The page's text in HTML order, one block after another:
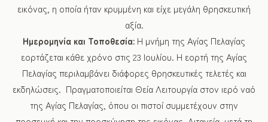
εικόνας, η οποία ήταν κρυμμένη και είχε μεγάλη θρησκευτική
αξία.
Ημερομηνία και Τοποθεσία: Η μνήμη της Αγίας Πελαγίας
εορτάζεται κάθε χρόνο στις 23 Ιουλίου. Η εορτή της Αγίας
Πελαγίας περιλαμβάνει διάφορες θρησκευτικές τελετές και
εκδηλώσεις. Πραγματοποιείται Θεία Λειτουργία στον ιερό ναό
της Αγίας Πελαγίας, όπου οι πιστοί συμμετέχουν στην